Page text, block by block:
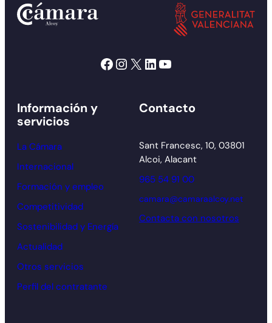
Facebook Instagram X LinkedIn YouTube
Información y
servicios
La Cámara
Internacional
Formación y empleo
Competitividad
Sostenibilidad y Energía
Actualidad
Otros servicios
Perfil del contratante
Contacto
Sant Francesc, 10, 03801
Alcoi, Alacant
965 54 91 00
camara@camaraalcoy.net
Contacta con nosotros